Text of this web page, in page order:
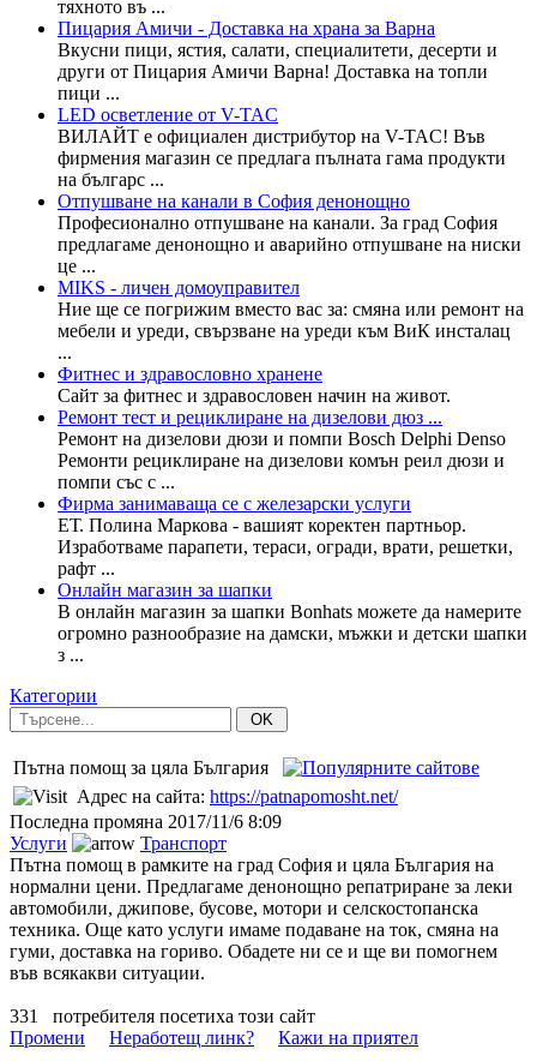
тяхното въ ...
Пицария Амичи - Доставка на храна за Варна
Вкусни пици, ястия, салати, специалитети, десерти и
други от Пицария Амичи Варна! Доставка на топли
пици ...
LED осветление от V-TAC
ВИЛАЙТ e официален дистрибутор на V-TAC! Във
фирмения магазин се предлага пълната гама продукти
на българс ...
Отпушване на канали в София денонощно
Професионално отпушване на канали. За град София
предлагаме денонощно и аварийно отпушване на ниски
це ...
MIKS - личен домоуправител
Ние ще се погрижим вместо вас за: смяна или ремонт на
мебели и уреди, свързване на уреди към ВиК инсталац
...
Фитнес и здравословно хранене
Сайт за фитнес и здравословен начин на живот.
Ремонт тест и рециклиране на дизелови дюз ...
Ремонт на дизелови дюзи и помпи Bosch Delphi Denso
Ремонти рециклиране на дизелови комън реил дюзи и
помпи със с ...
Фирма занимаваща се с железарски услуги
ЕТ. Полина Маркова - вашият коректен партньор.
Изработваме парапети, тераси, огради, врати, решетки,
рафт ...
Онлайн магазин за шапки
В онлайн магазин за шапки Bonhats можете да намерите
огромно разнообразие на дамски, мъжки и детски шапки
з ...
Категории
OK
Пътна помощ за цяла България
Адрес на сайта: https://patnapomosht.net/
Последна промяна 2017/11/6 8:09
Услуги
Транспорт
Пътна помощ в рамките на град София и цяла България на
нормални цени. Предлагаме денонощно репатриране за леки
автомобили, джипове, бусове, мотори и селскостопанска
техника. Още като услуги имаме подаване на ток, смяна на
гуми, доставка на гориво. Обадете ни се и ще ви помогнем
във всякакви ситуации.
331 потребителя посетиха този сайт
Промени
Неработещ линк? Кажи на приятел